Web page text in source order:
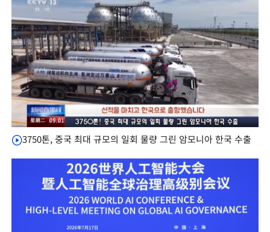
3750톤, 중국 최대 규모의 일회 물량 그린 암모니아 한국 수출